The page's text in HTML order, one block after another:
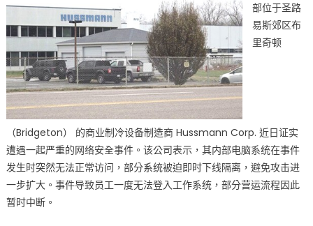
飙
升！
布
里
奇
顿
冷
大
厂
系
部位于圣路
易斯郊区布
里奇顿
（Bridgeton） 的商业制冷设备制造商 Hussmann Corp. 近日证实
遭遇一起严重的网络安全事件。该公司表示，其内部电脑系统在事件
发生时突然无法正常访问，部分系统被迫即时下线隔离，避免攻击进
一步扩大。事件导致员工一度无法登入工作系统，部分营运流程因此
暂时中断。